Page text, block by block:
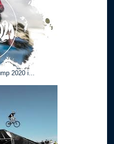
2020 i...